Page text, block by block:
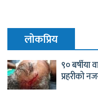
लाेकप्रिय
९० बर्षीया
प्रहरीको